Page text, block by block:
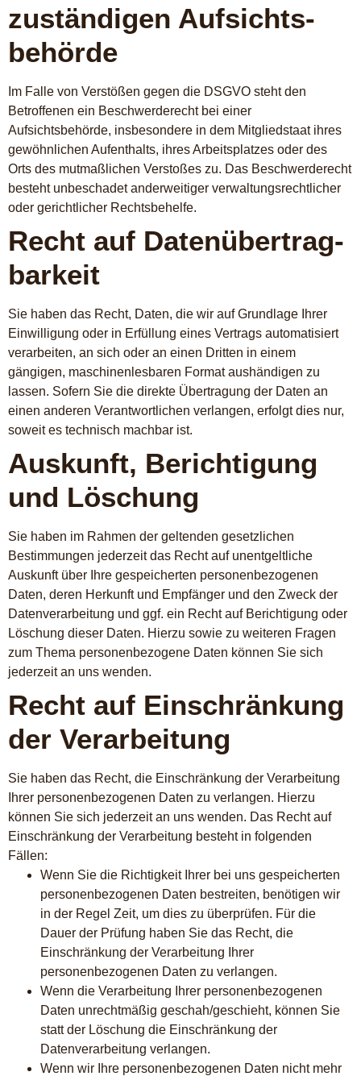
zuständigen Aufsichts­
behörde
Im Falle von Verstößen gegen die DSGVO steht den
Betroffenen ein Beschwerderecht bei einer
Aufsichtsbehörde, insbesondere in dem Mitgliedstaat ihres
gewöhnlichen Aufenthalts, ihres Arbeitsplatzes oder des
Orts des mutmaßlichen Verstoßes zu. Das Beschwerderecht
besteht unbeschadet anderweitiger verwaltungsrechtlicher
oder gerichtlicher Rechtsbehelfe.
Recht auf Daten­übertrag­
barkeit
Sie haben das Recht, Daten, die wir auf Grundlage Ihrer
Einwilligung oder in Erfüllung eines Vertrags automatisiert
verarbeiten, an sich oder an einen Dritten in einem
gängigen, maschinenlesbaren Format aushändigen zu
lassen. Sofern Sie die direkte Übertragung der Daten an
einen anderen Verantwortlichen verlangen, erfolgt dies nur,
soweit es technisch machbar ist.
Auskunft, Berichtigung
und Löschung
Sie haben im Rahmen der geltenden gesetzlichen
Bestimmungen jederzeit das Recht auf unentgeltliche
Auskunft über Ihre gespeicherten personenbezogenen
Daten, deren Herkunft und Empfänger und den Zweck der
Datenverarbeitung und ggf. ein Recht auf Berichtigung oder
Löschung dieser Daten. Hierzu sowie zu weiteren Fragen
zum Thema personenbezogene Daten können Sie sich
jederzeit an uns wenden.
Recht auf Einschränkung
der Verarbeitung
Sie haben das Recht, die Einschränkung der Verarbeitung
Ihrer personenbezogenen Daten zu verlangen. Hierzu
können Sie sich jederzeit an uns wenden. Das Recht auf
Einschränkung der Verarbeitung besteht in folgenden
Fällen:
Wenn Sie die Richtigkeit Ihrer bei uns gespeicherten
personenbezogenen Daten bestreiten, benötigen wir
in der Regel Zeit, um dies zu überprüfen. Für die
Dauer der Prüfung haben Sie das Recht, die
Einschränkung der Verarbeitung Ihrer
personenbezogenen Daten zu verlangen.
Wenn die Verarbeitung Ihrer personenbezogenen
Daten unrechtmäßig geschah/geschieht, können Sie
statt der Löschung die Einschränkung der
Datenverarbeitung verlangen.
Wenn wir Ihre personenbezogenen Daten nicht mehr